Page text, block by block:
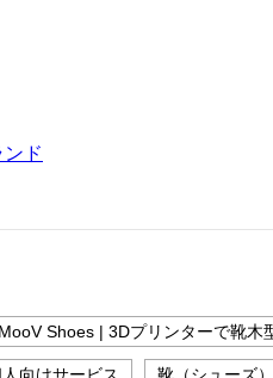
ド
Shoes | 3Dプリンターで靴木